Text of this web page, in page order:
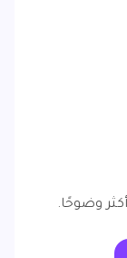
وضوحًا.